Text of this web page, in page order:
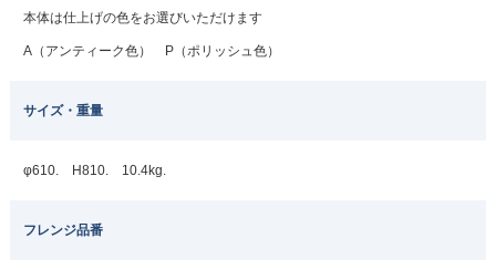
本体は仕上げの色をお選びいただけます
A（アンティーク色） P（ポリッシュ色）
サイズ・重量
φ610. H810. 10.4kg.
フレンジ品番